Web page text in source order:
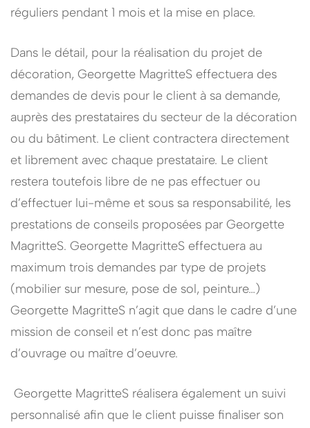
réguliers pendant 1 mois et la mise en place.
Dans le détail, pour la réalisation du projet de
décoration, Georgette MagritteS effectuera des
demandes de devis pour le client à sa demande,
auprès des prestataires du secteur de la décoration
ou du bâtiment. Le client contractera directement
et librement avec chaque prestataire. Le client
restera toutefois libre de ne pas effectuer ou
d’effectuer lui-même et sous sa responsabilité, les
prestations de conseils proposées par Georgette
MagritteS. Georgette MagritteS effectuera au
maximum trois demandes par type de projets
(mobilier sur mesure, pose de sol, peinture…)
Georgette MagritteS n’agit que dans le cadre d’une
mission de conseil et n’est donc pas maître
d’ouvrage ou maître d’oeuvre.
Georgette MagritteS réalisera également un suivi
personnalisé afin que le client puisse finaliser son